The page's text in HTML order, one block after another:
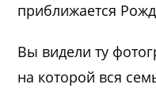
приближается
Вы видели ту
на которой вся